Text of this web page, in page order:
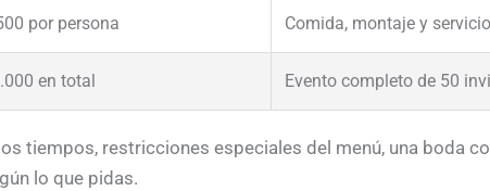
por persona Comida, montaje y
en total Evento completo de 50
tiempos, restricciones especiales del menú, una boda
lo que pidas.